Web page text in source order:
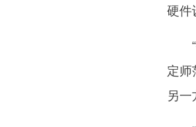
硬件
“
定师
另